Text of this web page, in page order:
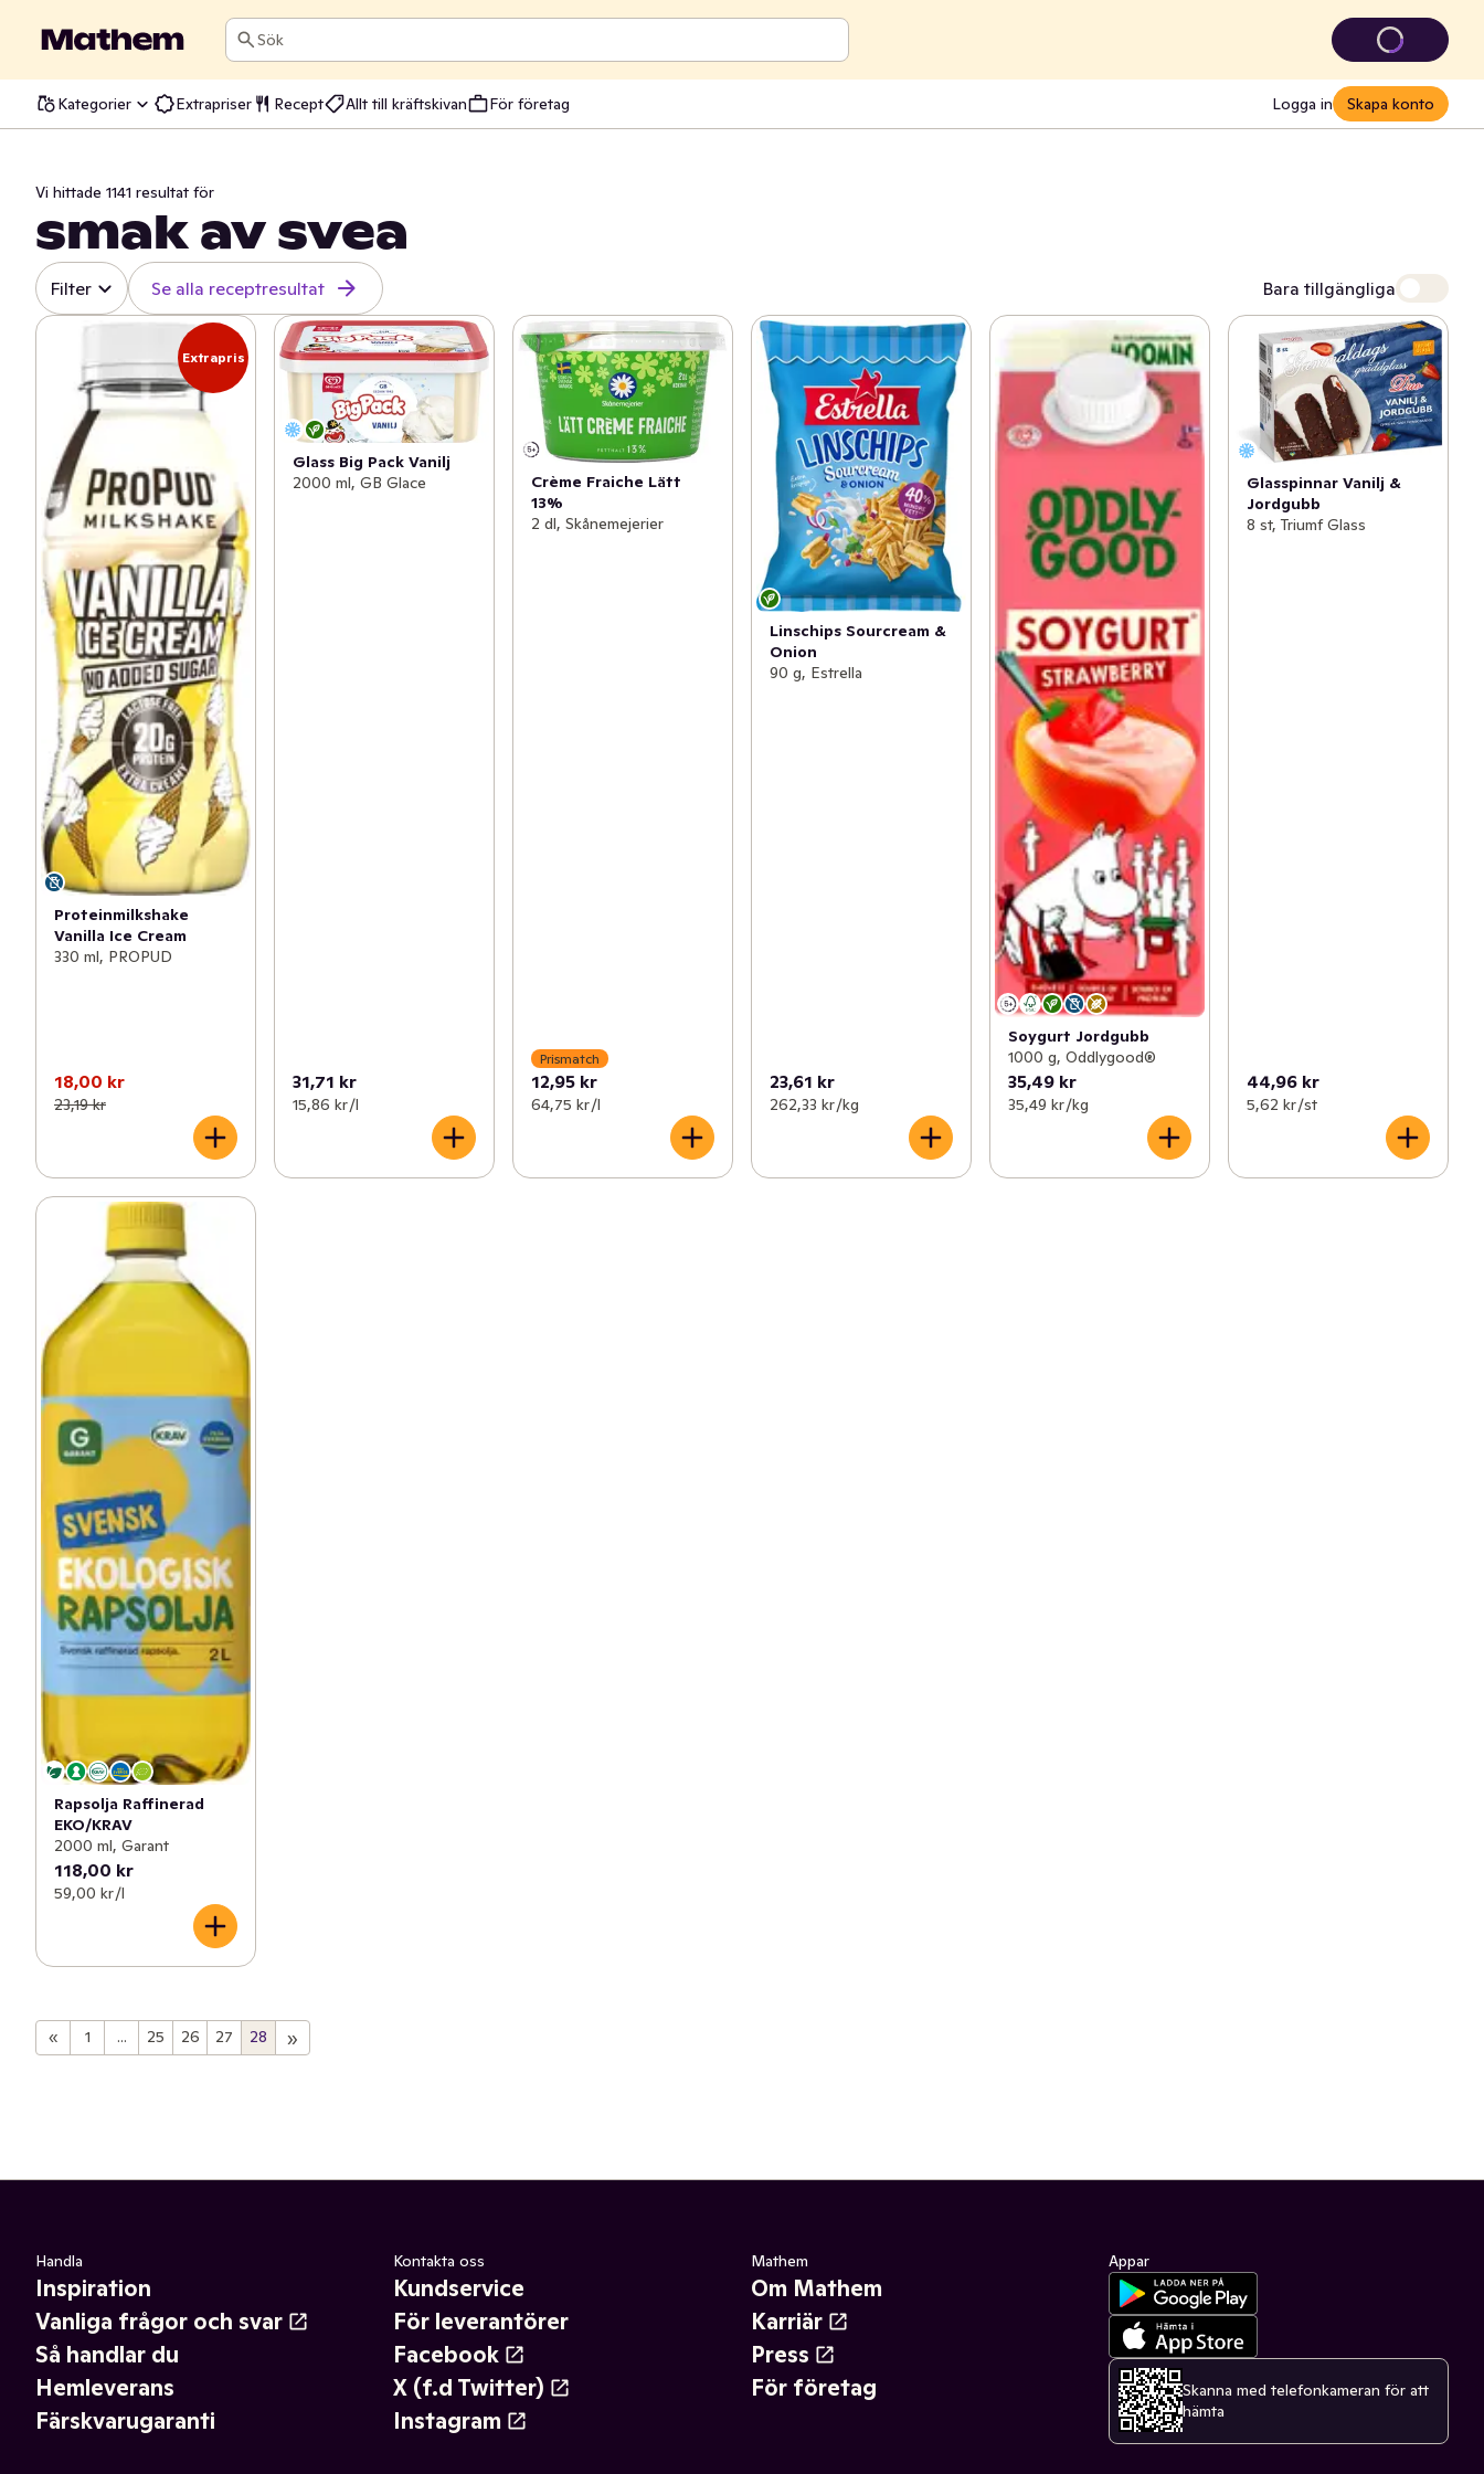
Sök
Kategorier Extrapriser Recept Allt till kräftskivan För företag Logga in Skapa konto
Vi hittade 1141 resultat för
smak av svea
Filter Se alla receptresultat Bara tillgängliga
Extrapris
Proteinmilkshake
Vanilla Ice Cream
330 ml, PROPUD
18,00 kr
23,19 kr
Glass Big Pack Vanilj
2000 ml, GB Glace
31,71 kr
15,86 kr /l
Crème Fraiche Lätt
13%
2 dl, Skånemejerier
Prismatch
12,95 kr
64,75 kr /l
Linschips Sourcream &
Onion
90 g, Estrella
23,61 kr
262,33 kr /kg
Soygurt Jordgubb
1000 g, Oddlygood®
35,49 kr
35,49 kr /kg
Glasspinnar Vanilj &
Jordgubb
8 st, Triumf Glass
44,96 kr
5,62 kr /st
Rapsolja Raffinerad
EKO/KRAV
2000 ml, Garant
118,00 kr
59,00 kr /l
« 1 ... 25 26 27 28 »
Handla
Inspiration
Vanliga frågor och svar
Så handlar du
Hemleverans
Färskvarugaranti
Kontakta oss
Kundservice
För leverantörer
Facebook
X (f.d Twitter)
Instagram
Mathem
Om Mathem
Karriär
Press
För företag
Appar
Skanna med telefonkameran för att
hämta